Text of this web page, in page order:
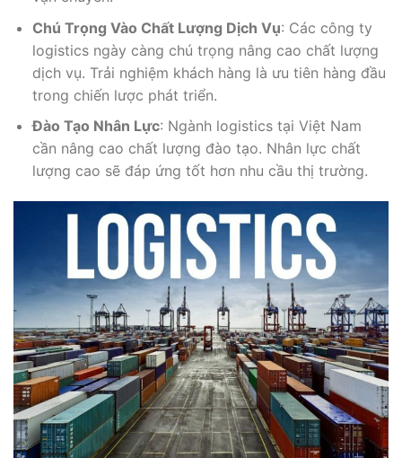
Chú Trọng Vào Chất Lượng Dịch Vụ: Các công ty
logistics ngày càng chú trọng nâng cao chất lượng
dịch vụ. Trải nghiệm khách hàng là ưu tiên hàng đầu
trong chiến lược phát triển.
Đào Tạo Nhân Lực: Ngành logistics tại Việt Nam
cần nâng cao chất lượng đào tạo. Nhân lực chất
lượng cao sẽ đáp ứng tốt hơn nhu cầu thị trường.